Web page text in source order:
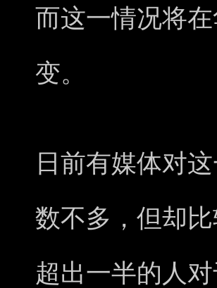
而这一情况将
变。
日前有媒体对
数不多，但却
超出一半的人